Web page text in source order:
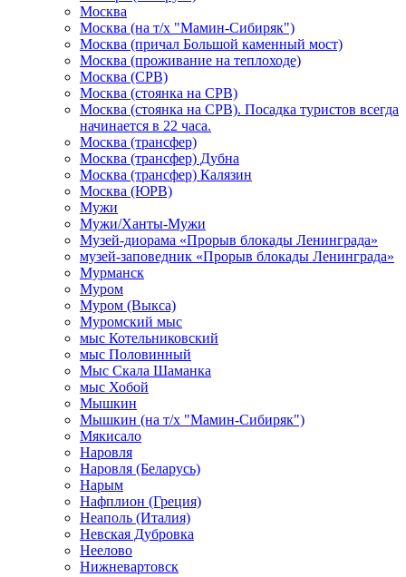
Москва
Москва (на т/х "Мамин-Сибиряк")
Москва (причал Большой каменный мост)
Москва (проживание на теплоходе)
Москва (СРВ)
Москва (стоянка на СРВ)
Москва (стоянка на СРВ). Посадка туристов всегда
начинается в 22 часа.
Москва (трансфер)
Москва (трансфер) Дубна
Москва (трансфер) Калязин
Москва (ЮРВ)
Мужи
Мужи/Ханты-Мужи
Музей-диорама «Прорыв блокады Ленинграда»
музей-заповедник «Прорыв блокады Ленинграда»
Мурманск
Муром
Муром (Выкса)
Муромский мыс
мыс Котельниковский
мыс Половинный
Мыс Скала Шаманка
мыс Хобой
Мышкин
Мышкин (на т/х "Мамин-Сибиряк")
Мякисало
Наровля
Наровля (Беларусь)
Нарым
Нафплион (Греция)
Неаполь (Италия)
Невская Дубровка
Неелово
Нижневартовск